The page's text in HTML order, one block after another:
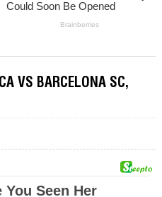
VS BARCELONA SC,